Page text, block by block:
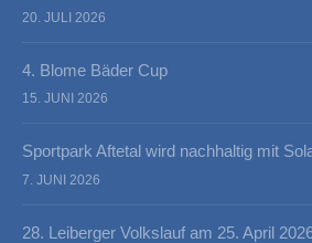
20. JULI 2026
4. Blome Bäder Cup
15. JUNI 2026
Sportpark Aftetal wird nachhaltig mit
7. JUNI 2026
28. Leiberger Volkslauf am 25. April